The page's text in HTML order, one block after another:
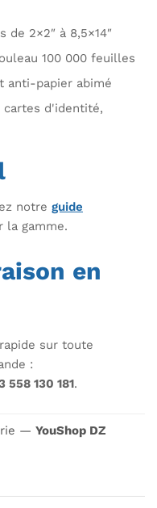
2×2″ à 8,5×14″
100 000 feuilles
anti-papier abimé
cartes d'identité,
notre guide
la gamme.
en
sur toute
:
558 130 181.
— YouShop DZ